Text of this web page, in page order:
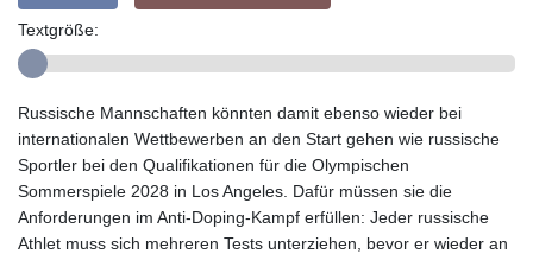
Textgröße:
Russische Mannschaften könnten damit ebenso wieder bei
internationalen Wettbewerben an den Start gehen wie russische
Sportler bei den Qualifikationen für die Olympischen
Sommerspiele 2028 in Los Angeles. Dafür müssen sie die
Anforderungen im Anti-Doping-Kampf erfüllen: Jeder russische
Athlet muss sich mehreren Tests unterziehen, bevor er wieder an